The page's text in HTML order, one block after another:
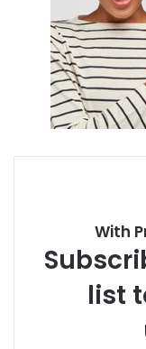
With
list